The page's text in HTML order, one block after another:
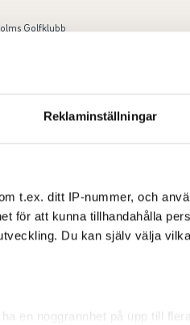
Reklaminställningar
t.ex. ditt IP-nummer, och
för att kunna tillhandahålla
Du kan själv välja
en noggrannhet på upp till
Golfklubb
Golfklubb